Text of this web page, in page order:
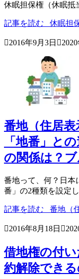
休眠担保権（休眠抵
記事を読む 休眠担
2016年9月3日 
番地（住居
「地番」と
の関係は？
番地って、何？日本
番」の2種類を設定
記事を読む 番地（
2016年8月18日 
借地権の付
約解除でき